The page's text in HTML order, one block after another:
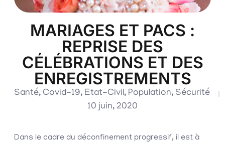
MARIAGES ET PACS :
REPRISE DES
CÉLÉBRATIONS ET DES
ENREGISTREMENTS
Santé, Covid-19, Etat-Civil, Population, Sécurité
10 juin, 2020
Dans le cadre du déconfinement progressif, il est à